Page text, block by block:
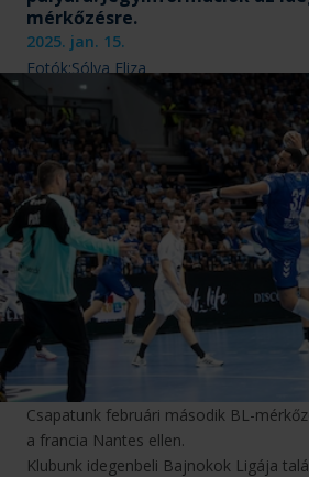
mérkőzésre.
2025. jan. 15.
Fotók:Sólya Eliza
Csapatunk februári második BL-
a francia Nantes ellen.
Klubunk idegenbeli Bajnokok Ligája